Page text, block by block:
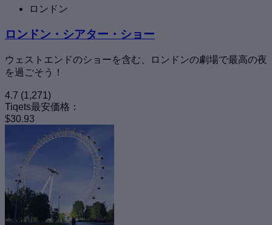
ロンドン
ロンドン・シアター・ショー
ウェストエンドのショーを含む、ロンドンの劇場で最高の夜
を過ごそう！
4.7 (1,271)
Tiqets最安価格：
$30.93